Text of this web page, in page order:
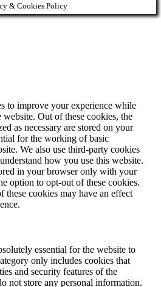
& Cookies Policy
to improve your experience while
Out of these cookies, the
as necessary are stored on your
for the working of basic
We also use third-party cookies
how you use this website.
in your browser only with your
option to opt-out of these cookies.
these cookies may have an effect
essential for the website to
only includes cookies that
and security features of the
not store any personal information.